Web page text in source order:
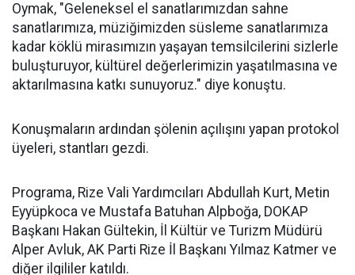
Oymak, "Geleneksel el sanatlarımızdan sahne
sanatlarımıza, müziğimizden süsleme sanatlarımıza
kadar köklü mirasımızın yaşayan temsilcilerini sizlerle
buluşturuyor, kültürel değerlerimizin yaşatılmasına ve
aktarılmasına katkı sunuyoruz." diye konuştu.
Konuşmaların ardından şölenin açılışını yapan protokol
üyeleri, stantları gezdi.
Programa, Rize Vali Yardımcıları Abdullah Kurt, Metin
Eyyüpkoca ve Mustafa Batuhan Alpboğa, DOKAP
Başkanı Hakan Gültekin, İl Kültür ve Turizm Müdürü
Alper Avluk, AK Parti Rize İl Başkanı Yılmaz Katmer ve
diğer ilgililer katıldı.